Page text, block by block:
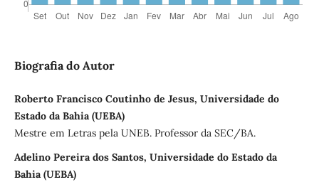
Biografia do Autor
Roberto Francisco Coutinho de Jesus, Universidade do
Estado da Bahia (UEBA)
Mestre em Letras pela UNEB. Professor da SEC/BA.
Adelino Pereira dos Santos, Universidade do Estado da
Bahia (UEBA)